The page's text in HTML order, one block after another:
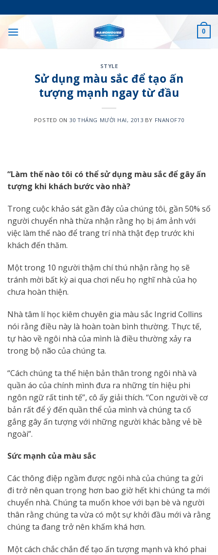
to
content
0
STYLE
Sử dụng màu sắc để tạo ấn
tượng mạnh ngay từ đầu
POSTED ON 30 THÁNG MƯỜI HAI, 2013 BY FNANOF70
“Làm thế nào tôi có thể sử dụng màu sắc để gây ấn
tượng khi khách bước vào nhà?
Trong cuộc khảo sát gần đây của chúng tôi, gần 50% số
người chuyển nhà thừa nhận rằng họ bị ám ảnh với
việc làm thế nào để trang trí nhà thật đẹp trước khi
khách đến thăm.
Một trong 10 người thậm chí thú nhận rằng họ sẽ
tránh mời bất kỳ ai qua chơi nếu họ nghĩ nhà của họ
chưa hoàn thiện.
Nhà tâm lí học kiêm chuyên gia màu sắc Ingrid Collins
nói rằng điều này là hoàn toàn bình thường. Thực tế,
tự hào về ngôi nhà của mình là điều thường xảy ra
trong bộ não của chúng ta.
“Cách chúng ta thể hiện bản thân trong ngôi nhà và
quần áo của chính mình đưa ra những tín hiệu phi
ngôn ngữ rất tinh tế”, cô ấy giải thích. “Con người về cơ
bản rất để ý đến quần thể của mình và chúng ta cố
gắng gây ấn tượng với những người khác bằng vẻ bề
ngoài”.
Sức mạnh của màu sắc
Các thông điệp ngầm được ngôi nhà của chúng ta gửi
đi trở nên quan trọng hơn bao giờ hết khi chúng ta mới
chuyển nhà. Chúng ta muốn khoe với bạn bè và người
thân rằng chúng ta vừa có một sự khởi đầu mới và rằng
chúng ta đang trở nên khấm khá hơn.
Một cách chắc chắn để tạo ấn tượng mạnh và khó phai